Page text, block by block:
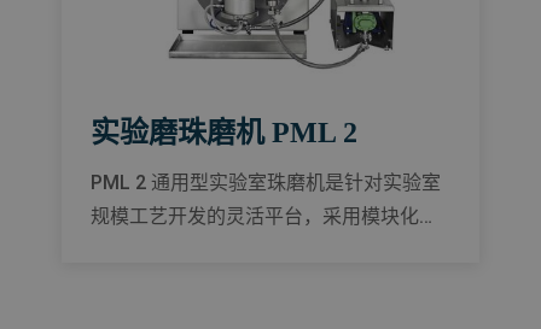
实验磨珠磨机 PML 2
PML 2 通用型实验室珠磨机是针对实验室
规模工艺开发的灵活平台，采用模块化设